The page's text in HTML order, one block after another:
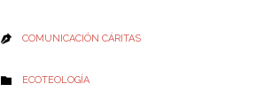
 COMUNICACIÓN CÁRITAS
 CATEGORY
ECOTEOLOGÍA